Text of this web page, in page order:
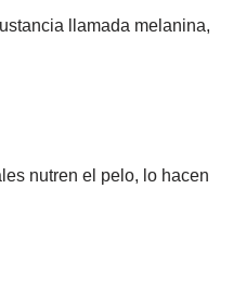
llamada melanina,
nutren el pelo, lo hacen